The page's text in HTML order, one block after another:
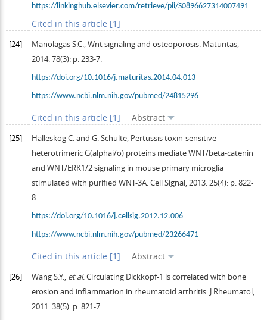
https://linkinghub.elsevier.com/retrieve/pii/S0896627314007491
Cited in this article [1]
[24] ManolagasS.C., Wnt signaling and osteoporosis. Maturitas,
2014.78(3): p. 233-7.
https://doi.org/10.1016/j.maturitas.2014.04.013
https://www.ncbi.nlm.nih.gov/pubmed/24815296
Cited in this article [1] Abstract
[25] HalleskogC. and G.Schulte, Pertussis toxin-sensitive
heterotrimeric G(alphai/o) proteins mediate WNT/beta-catenin
and WNT/ERK1/2 signaling in mouse primary microglia
stimulated with purified WNT-3A.Cell Signal,2013.25(4): p. 822-
8.
https://doi.org/10.1016/j.cellsig.2012.12.006
https://www.ncbi.nlm.nih.gov/pubmed/23266471
Cited in this article [1] Abstract
[26] WangS.Y., et al. Circulating Dickkopf-1 is correlated with bone
erosion and inflammation in rheumatoid arthritis. J Rheumatol,
2011.38(5): p. 821-7.